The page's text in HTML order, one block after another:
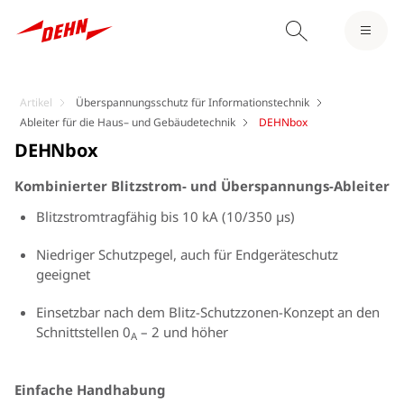
Artikel
Überspannungsschutz für Informationstechnik
Ableiter für die Haus– und Gebäudetechnik
DEHNbox
DEHNbox
Kombinierter Blitzstrom- und Überspannungs-Ableiter
Blitzstromtragfähig bis 10 kA (10/350 μs)
Niedriger Schutzpegel, auch für Endgeräteschutz
geeignet
Einsetzbar nach dem Blitz-Schutzzonen-Konzept an den
Schnittstellen 0A – 2 und höher
Einfache Handhabung